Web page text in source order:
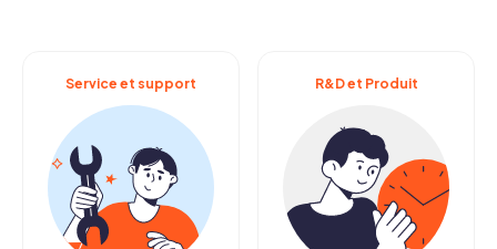
Service et support R&D et Produit